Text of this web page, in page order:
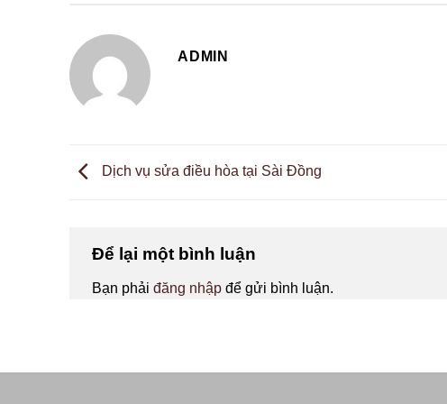
ADMIN
Dịch vụ sửa điều hòa tại Sài Đồng
Để lại một bình luận
Bạn phải đăng nhập để gửi bình luận.